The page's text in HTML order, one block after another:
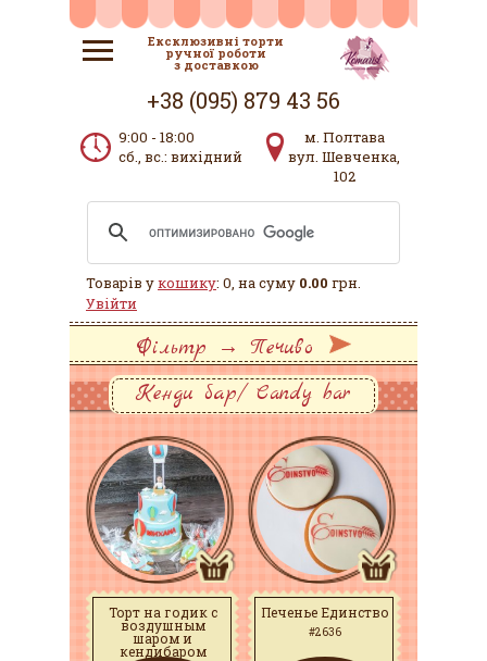
Ексклюзивні торти
ручної роботи
з доставкою
+38 (095) 879 43 56
9:00 - 18:00
сб., вс.: вихідний
м. Полтава
вул. Шевченка,
102
Товарів укошику: 0, на суму 0.00 грн.
Увійти
Фільтр → Печиво
Кенди бар/ Candy bar
Торт на годик с
воздушным
шаром и
кендибаром
Печенье Единство
#2636